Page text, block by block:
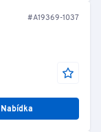
#A19369-1037
Nabídka